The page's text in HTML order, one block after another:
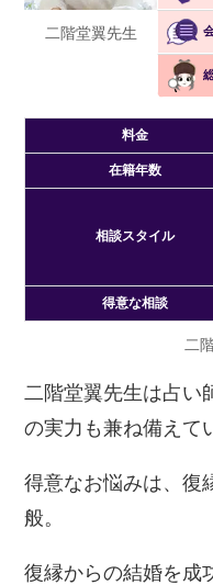
二階堂翼先生
料金
在籍年数
相談スタイル
得意な相談
二
二階堂翼先生は占い
の実力も兼ね備えて
得意なお悩みは、復
般。
復縁からの結婚を成